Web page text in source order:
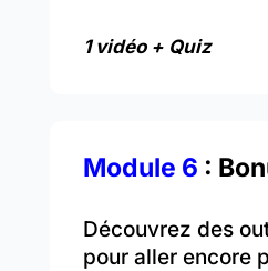
1 vidéo + Quiz
Module 6 :
Découvrez des
pour aller encore